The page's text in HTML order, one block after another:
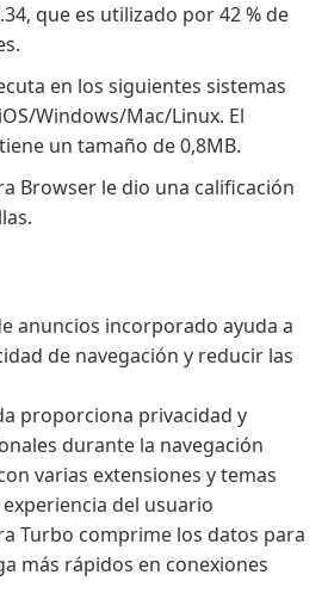
que es utilizado por 42 % de
en los siguientes sistemas
Windows/Mac/Linux. El
un tamaño de 0,8MB.
Browser le dio una calificación
anuncios incorporado ayuda a
de navegación y reducir las
proporciona privacidad y
durante la navegación
varias extensiones y temas
del usuario
Turbo comprime los datos para
más rápidos en conexiones